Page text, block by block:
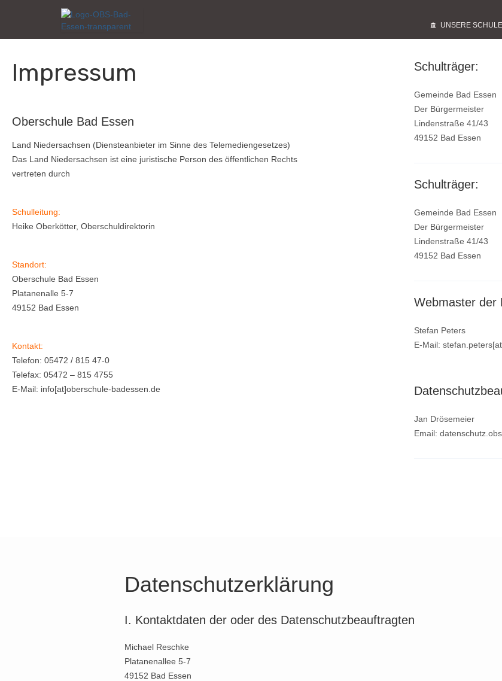
UNSERE SCHULE
Impressum
Oberschule Bad Essen
Land Niedersachsen (Diensteanbieter im Sinne des Telemediengesetzes)
Das Land Niedersachsen ist eine juristische Person des öffentlichen Rechts
vertreten durch
Schulleitung:
Heike Oberkötter, Oberschuldirektorin
Standort:
Oberschule Bad Essen
Platanenalle 5-7
49152 Bad Essen
Kontakt:
Telefon: 05472 / 815 47-0
Telefax: 05472 – 815 4755
E-Mail: info[at]oberschule-badessen.de
Schulträger:
Gemeinde Bad Essen
Der Bürgermeister
Lindenstraße 41/43
49152 Bad Essen
Schulträger:
Gemeinde Bad Essen
Der Bürgermeister
Lindenstraße 41/43
49152 Bad Essen
Webmaster der
Stefan Peters
E-Mail:
Jan Drösemeier
Email:
Datenschutzerklärung
I. Kontaktdaten der oder des Datenschutzbeauftragten
Michael Reschke
Platanenallee 5-7
49152 Bad Essen